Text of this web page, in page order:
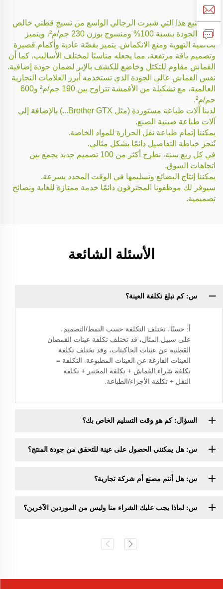
تم تصنيع هذا التي شيرت الرجالي الواسع من نسيج قطني خالص
عالي الجودة بنسبة 100% ومنسوج بوزن 230 جم/م²، ويتميز
بخاصية التهوية ومنع الانكماش. يتميز بقصّة عادية وأكمام قصيرة
وتصميم ياقة مرتفعة، مما يجعله مناسبًا لمختلف الأساليب. كما أن
القماش مقاوم للتكتل وخاضع للكشف بالإبر لضمان جودة إضافية.
نفس القماش عالي الجودة الذي تستخدمه أبرز العلامات التجارية
العالمية، مع تشكيلة من الأقمشة تتراوح بين 190 جم/م² و600
جم/م².
لدينا آلات طباعة مستوردة (مثل Brother GTX...) بالإضافة إلى
آلات طباعة صينية الصنع.
يمكننا إتمام طباعة نقل الحرارة للمواد الخاصة.
نُنجز خياطة التفاصيل دائمًا بشكل مثالي.
في كل ربع سنة، نطرح أكثر من 100 تصميم جديد يجمع بين
اتجاهات السوق.
يمكننا إنتاج البضائع وتسليمها في الوقت المحدد بسرعة.
سيوفر لك موظفونا المحترفون دائمًا خدمة ممتازة للغاية ونصائح
تصميمية.
الأسئلة الشائعة
س: كم تبلغ تكلفة العينة؟
أ: حسنًا، تختلف التكلفة حسب النمط/التصميم،
على سبيل المثال، قد تختلف تكلفة عينات القمصان
القطنية عن عينات الجاكيتات، وقد تختلف تكلفة
العينات الفارغة عن العينات المطبوعة. التكلفة =
تكلفة شراء القماش + تكلفة المختبر + تكلفة
النقل + تكلفة الأجزاء/الطباعة.
السؤال: كم هو وقت التسليم الخاص بك؟
س: هل يمكنني الحصول على عينة للتحقق من جودة المنتج؟
س: هل أنتم مصنع أم شركة تجارية؟
س: لماذا يجب عليك الشراء منا وليس من الموردين الآخرين؟